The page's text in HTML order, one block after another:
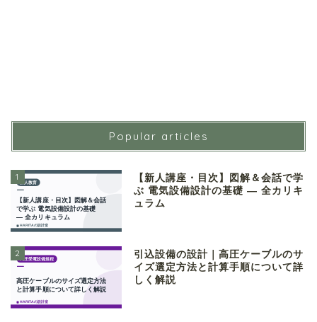
Popular articles
1
【新人講座・目次】図解＆会話で学
ぶ 電気設備設計の基礎 ― 全カリキ
ュラム
2
引込設備の設計｜高圧ケーブルのサ
イズ選定方法と計算手順について詳
しく解説